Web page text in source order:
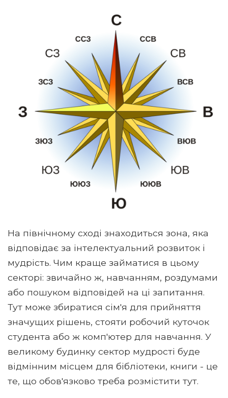
На північному сході знаходиться зона, яка
відповідає за інтелектуальний розвиток і
мудрість. Чим краще займатися в цьому
секторі: звичайно ж, навчанням, роздумами
або пошуком відповідей на ці запитання.
Тут може збиратися сім'я для прийняття
значущих рішень, стояти робочий куточок
студента або ж комп'ютер для навчання. У
великому будинку сектор мудрості буде
відмінним місцем для бібліотеки, книги - це
те, що обов'язково треба розмістити тут.